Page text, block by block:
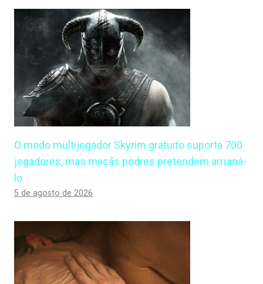
O modo multijogador Skyrim gratuito suporta 700
jogadores, mas maçãs podres pretendem arruiná-
lo
5 de agosto de 2026